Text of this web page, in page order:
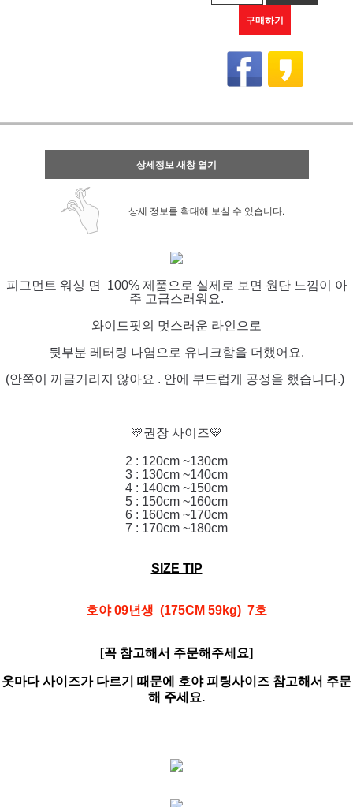
구매하기
상세정보 새창 열기
상세 정보를 확대해 보실 수 있습니다.
피그먼트 워싱 면 100% 제품으로 실제로 보면 원단 느낌이 아
주 고급스러워요.
와이드핏의 멋스러운 라인으로
뒷부분 레터링 나염으로 유니크함을 더했어요.
(안쪽이 꺼글거리지 않아요 . 안에 부드럽게 공정을 했습니다.)
💛권장 사이즈💛
2 : 120cm ~130cm
3 : 130cm ~140cm
4 : 140cm ~150cm
5 : 150cm ~160cm
6 : 160cm ~170cm
7 : 170cm ~180cm
SIZE TIP
호야 09년생 (175CM 59kg) 7호
[꼭 참고해서 주문해주세요]
옷마다 사이즈가 다르기 때문에 호야 피팅사이즈 참고해서 주문
해 주세요.